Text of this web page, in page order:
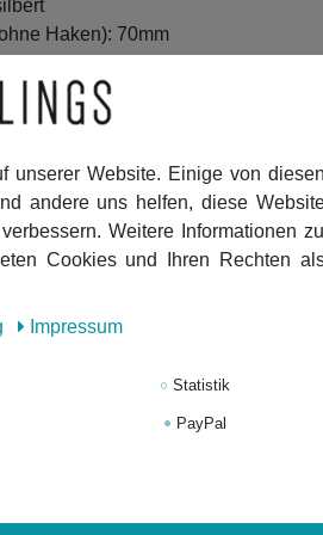
Haken): 70mm
mit Spinne
Miniblings Hänger
unserer Website. Einige von
andere uns helfen, diese
Weitere Informationen
Cookies und Ihren Rechten
Impressum
Statistik
PayPal